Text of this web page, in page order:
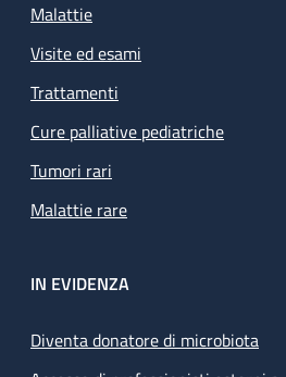
Malattie
Visite ed esami
Trattamenti
Cure palliative pediatriche
Tumori rari
Malattie rare
IN EVIDENZA
Diventa donatore di microbiota